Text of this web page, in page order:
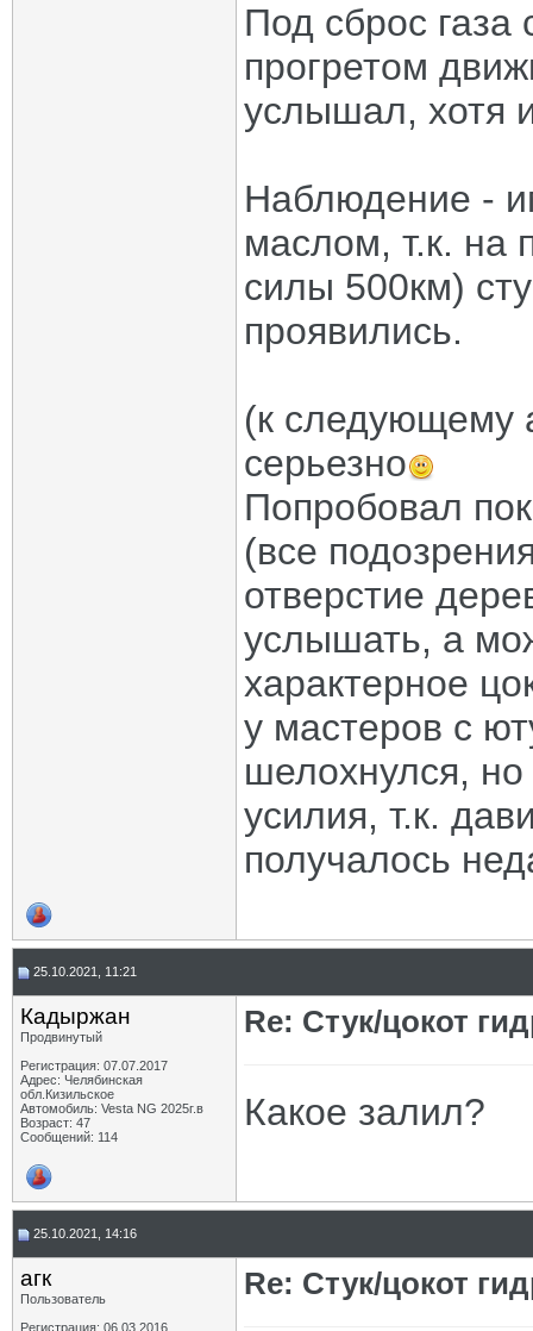
Под сброс
прогретом
услышал, хотя
Наблюдение -
маслом, т.к. на
силы 500км)
проявились.
(к следующему
серьезно
Попробовал
(все
отверстие
услышать, а
характерное
у мастеров с
шелохнулся, но
усилия, т.к.
получалось
25.10.2021, 11:21
Кадыржан
Продвинутый
Регистрация: 07.07.2017
Адрес: Челябинская
обл.Кизильское
Автомобиль: Vesta NG 2025г.в
Возраст: 47
Сообщений: 114
Re: Стук/цокот
Какое залил?
25.10.2021, 14:16
агк
Пользователь
Регистрация: 06.03.2016
Re: Стук/цокот